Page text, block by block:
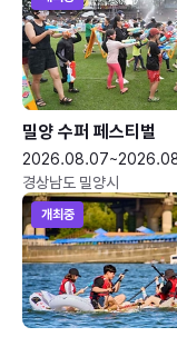
밀양 수퍼 페스티벌
경상남도 밀양시
개최중